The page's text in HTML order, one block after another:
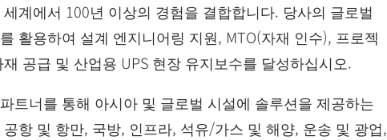
계에서 100년 이상의 경험을 결합합니다. 당사의 글로벌
활용하여 설계 엔지니어링 지원, MTO(자재 인수), 프로젝
공급 및 산업용 UPS 현장 유지보수를 달성하십시오.
트너를 통해 아시아 및 글로벌 시설에 솔루션을 제공하는
항 및 항만, 국방, 인프라, 석유/가스 및 해양, 운송 및 광업,